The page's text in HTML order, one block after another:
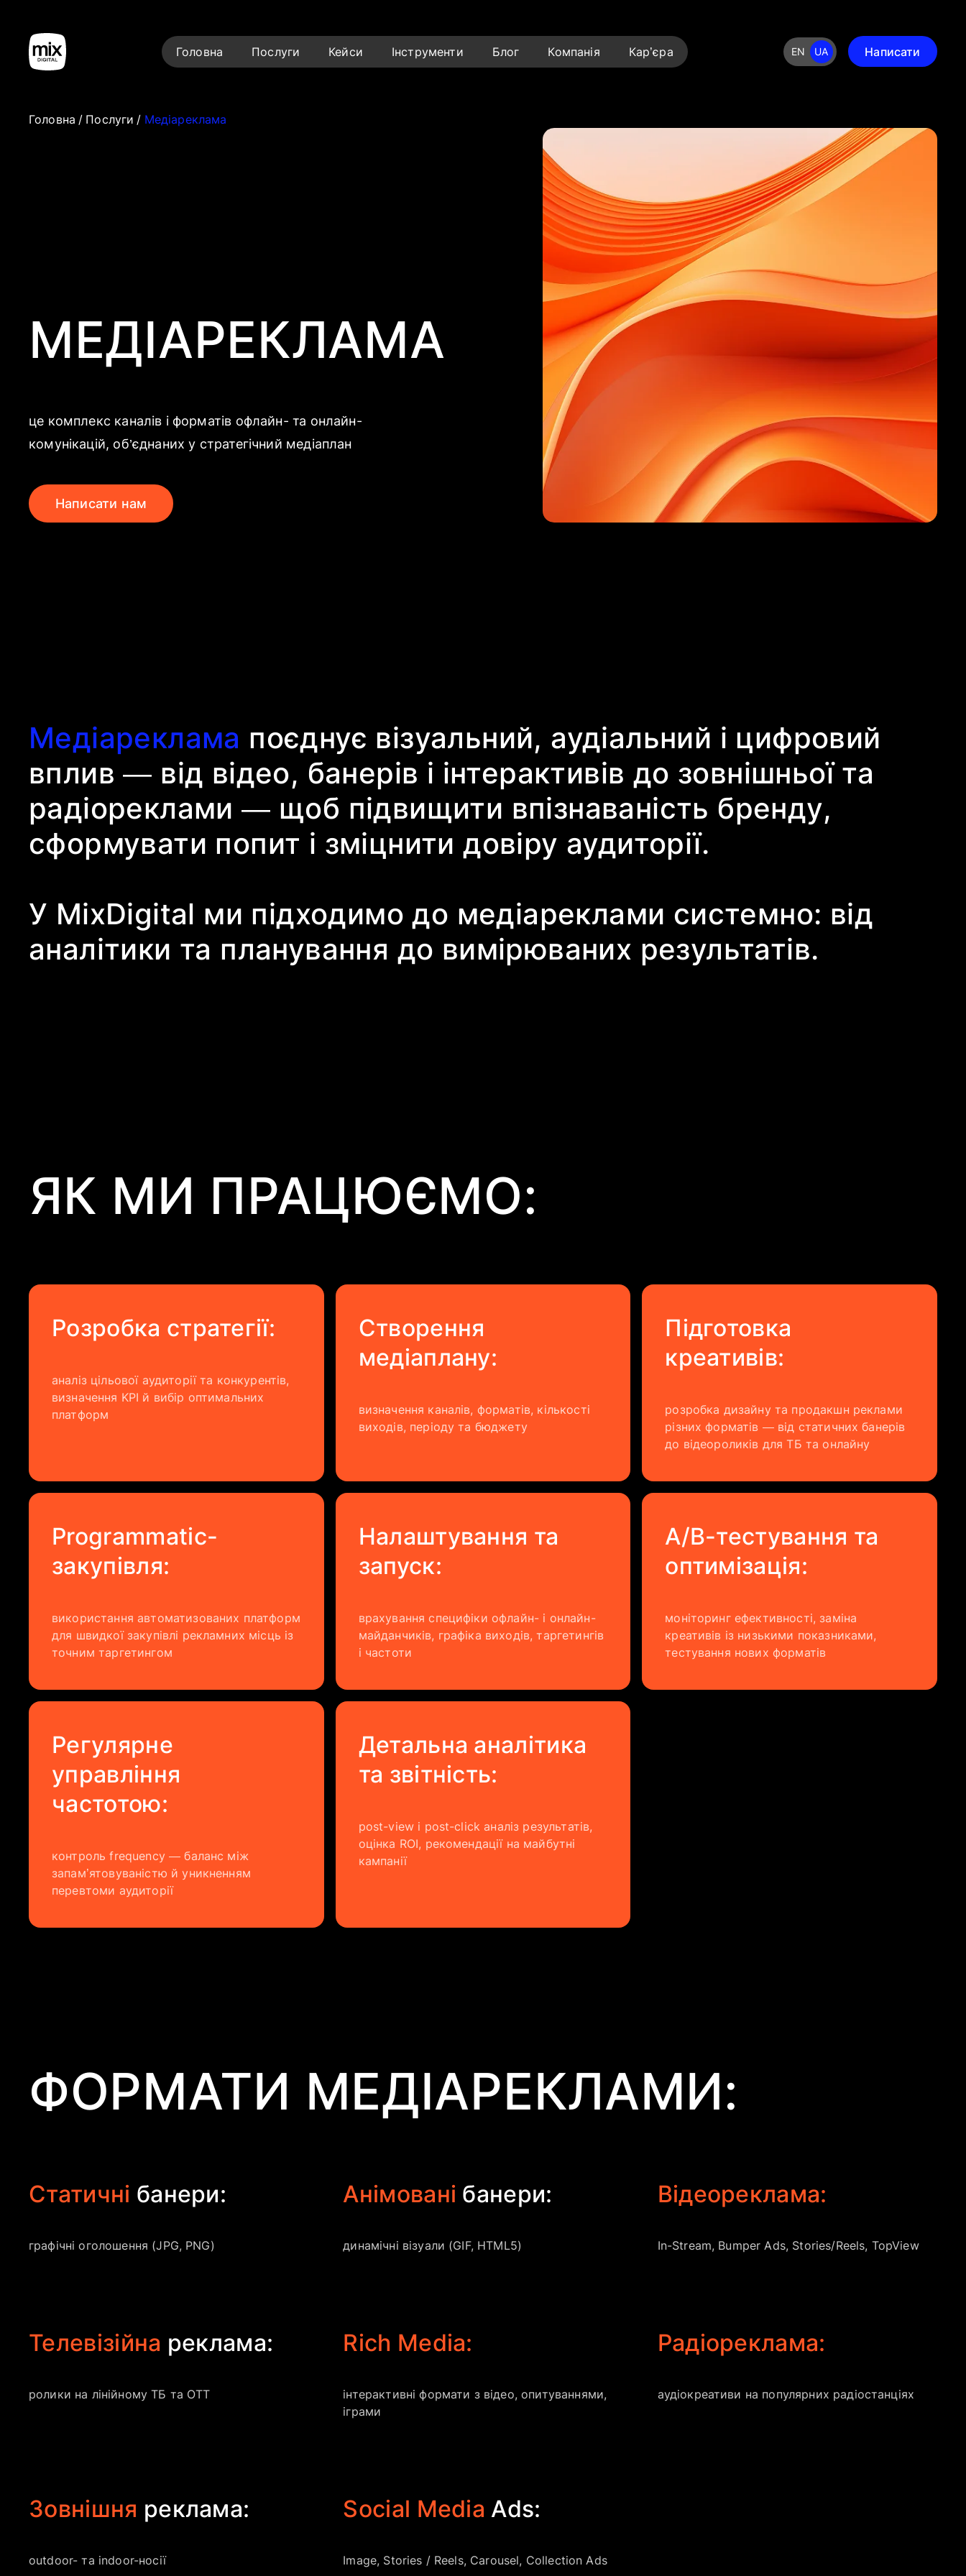
Головна Послуги Кейси Інструменти Блог Компанія Кар’єра EN UA Написати
Головна / Послуги / Медіареклама
МЕДІАРЕКЛАМА
це комплекс каналів і форматів офлайн- та онлайн-
комунікацій, об’єднаних у стратегічний медіаплан
Написати нам
Медіареклама поєднує візуальний, аудіальний і цифровий
вплив — від відео, банерів і інтерактивів до зовнішньої та
радіореклами — щоб підвищити впізнаваність бренду,
сформувати попит і зміцнити довіру аудиторії.
У MixDigital ми підходимо до медіареклами системно: від
аналітики та планування до вимірюваних результатів.
ЯК МИ ПРАЦЮЄМО:
​Розробка стратегії:
аналіз цільової аудиторії та конкурентів,
визначення KPI й вибір оптимальних
платформ
​Створення
медіаплану:
визначення каналів, форматів, кількості
виходів, періоду та бюджету
​Підготовка
креативів:
розробка дизайну та продакшн реклами
різних форматів — від статичних банерів
до відеороликів для ТБ та онлайну
Programmatic-
закупівля:
використання автоматизованих платформ
для швидкої закупівлі рекламних місць із
точним таргетингом
Налаштування та
запуск:
врахування специфіки офлайн- і онлайн-
майданчиків, графіка виходів, таргетингів
і частоти
A/B-тестування та
оптимізація:
моніторинг ефективності, заміна
креативів із низькими показниками,
тестування нових форматів
Регулярне
управління
частотою:
контроль frequency — баланс між
запам’ятовуваністю й уникненням
перевтоми аудиторії
Детальна аналітика
та звітність:
post-view і post-click аналіз результатів,
оцінка ROI, рекомендації на майбутні
кампанії
ФОРМАТИ МЕДІАРЕКЛАМИ:
Статичні банери:
графічні оголошення (JPG, PNG)
Анімовані банери:
динамічні візуали (GIF, HTML5)
Відеореклама:
In-Stream, Bumper Ads, Stories/Reels, TopView
Телевізійна реклама:
ролики на лінійному ТБ та OTT
Rich Media:
інтерактивні формати з відео, опитуваннями,
іграми
Радіореклама:
аудіокреативи на популярних радіостанціях
Зовнішня реклама:
outdoor- та indoor-носії
Social Media Ads:
Image, Stories / Reels, Carousel, Collection Ads